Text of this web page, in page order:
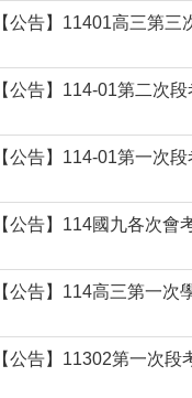
【公告】11401高三第
【公告】114-01第二次
【公告】114-01第一次
【公告】114國九各次會
【公告】114高三第一
【公告】11302第一次